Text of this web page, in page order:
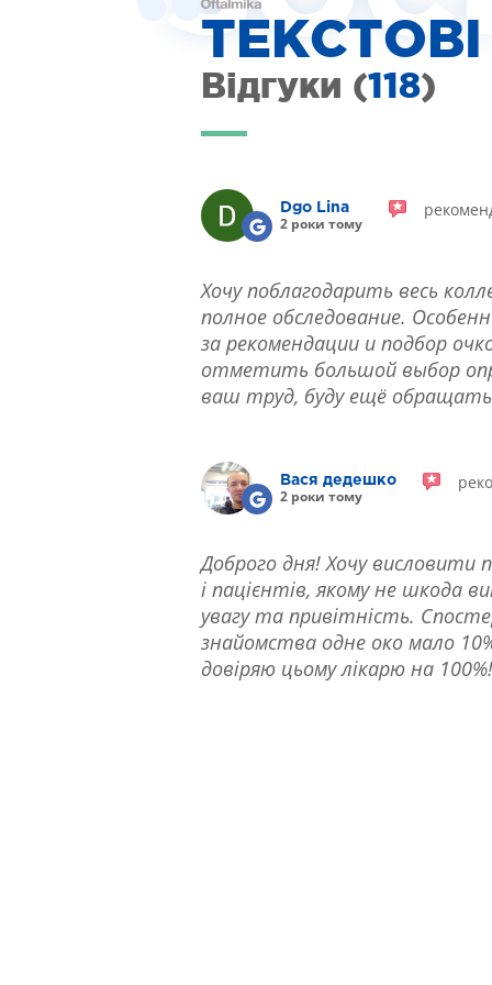
ІНТЕРНЕТ-МАГАЗИН ОПТИКИ
ДИТЯЧА ОФТАЛЬМОЛОГІЯ
ЕСТЕТИЧНА ХІРУРГІЯ
ТЕКСТОВІ
Відгуки (118)
Dgo Lina
2 роки тому
Хочу поблагодарить весь
полное обследование.
за рекомендации и подбор
отметить большой выбор
ваш труд, буду ещё
Вася дедешко
2 роки тому
Доброго дня! Хочу висловити
і пацієнтів, якому не шкода
увагу та привітність.
знайомства одне око мало
довіряю цьому лікарю на